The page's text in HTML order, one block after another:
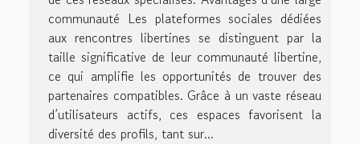
communauté Les plateformes sociales dédiées
aux rencontres libertines se distinguent par la
taille significative de leur communauté libertine,
ce qui amplifie les opportunités de trouver des
partenaires compatibles. Grâce à un vaste réseau
d’utilisateurs actifs, ces espaces favorisent la
diversité des profils, tant sur...